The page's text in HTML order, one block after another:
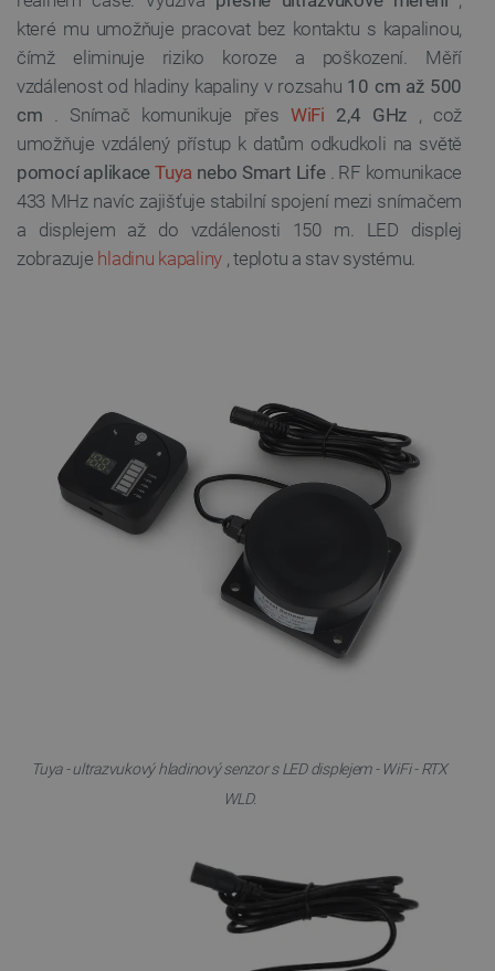
které mu umožňuje pracovat bez kontaktu s kapalinou,
čímž eliminuje riziko koroze a poškození. Měří
vzdálenost od hladiny kapaliny v rozsahu 10 cm až 500
cm . Snímač komunikuje přes WiFi 2,4 GHz , což
umožňuje vzdálený přístup k datům odkudkoli na světě
pomocí aplikaceTuya nebo Smart Life. RF komunikace
433 MHz navíc zajišťuje stabilní spojení mezi snímačem
a displejem až do vzdálenosti 150 m. LED displej
zobrazuje hladinu kapaliny , teplotu a stav systému.
Tuya - ultrazvukový hladinový senzor s LED displejem - WiFi - RTX
WLD.